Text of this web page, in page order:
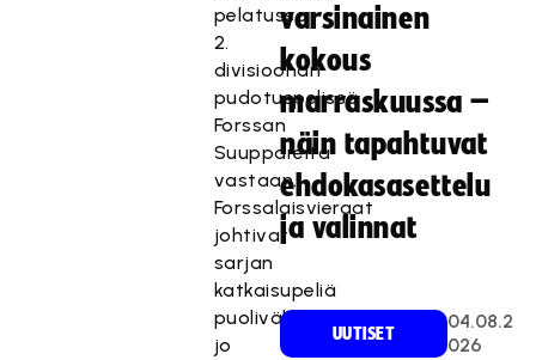
pelatussa
2.
divisioonan
pudotuspelissä
Forssan
Suuppareita
vastaan.
Forssalaisvieraat
johtivat
sarjan
katkaisupeliä
puolivälissä
jo
varsinainen
kokous
marraskuussa –
näin tapahtuvat
ehdokasasettelu
ja valinnat
UUTISET
04.08.2
026